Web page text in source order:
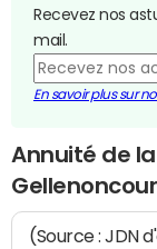
Recevez nos
mail.
En savoir plus sur
Annuité de
(Source : JDN